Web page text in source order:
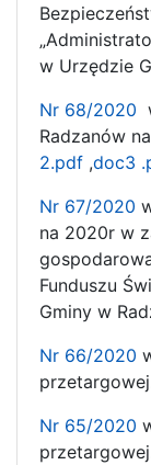
w Urzędzie
Nr 68/2020
Radzanów
2.pdf ,doc3
Nr 67/2020
na 2020r w
Funduszu
Gminy w
Nr 66/2020
Nr 65/2020